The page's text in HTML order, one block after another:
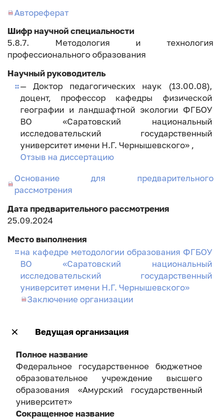
диссертации
Автореферат
Шифр научной специальности
5.8.7. Методология и технология
профессионального образования
Научный руководитель
— Доктор педагогических наук (13.00.08),
доцент, профессор кафедры физической
географии и ландшафтной экологии ФГБОУ
ВО «Саратовский национальный
исследовательский государственный
университет имени Н.Г. Чернышевского» ,
Отзыв на диссертацию
Основание для предварительного
рассмотрения
Дата предварительного рассмотрения
25.09.2024
Место выполнения
на кафедре методологии образования ФГБОУ
ВО «Саратовский национальный
исследовательский государственный
университет имени Н.Г. Чернышевского»
Заключение организации
Ведущая организация
Полное название
Федеральное государственное бюджетное
образовательное учреждение высшего
образования «Амурский государственный
университет»
Сокращенное название